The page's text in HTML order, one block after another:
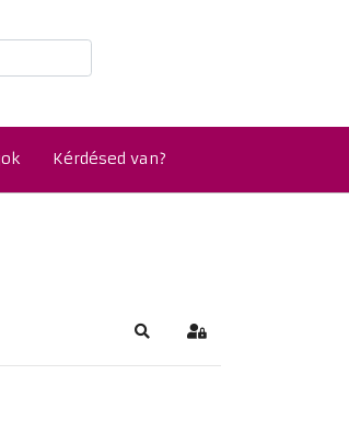
Kérdésed van?
KeresésBejelentkezés